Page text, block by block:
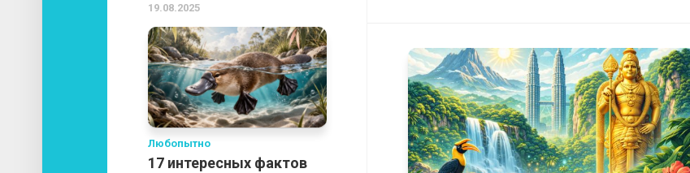
19.08.2025
Любопытно
17 интересных фактов